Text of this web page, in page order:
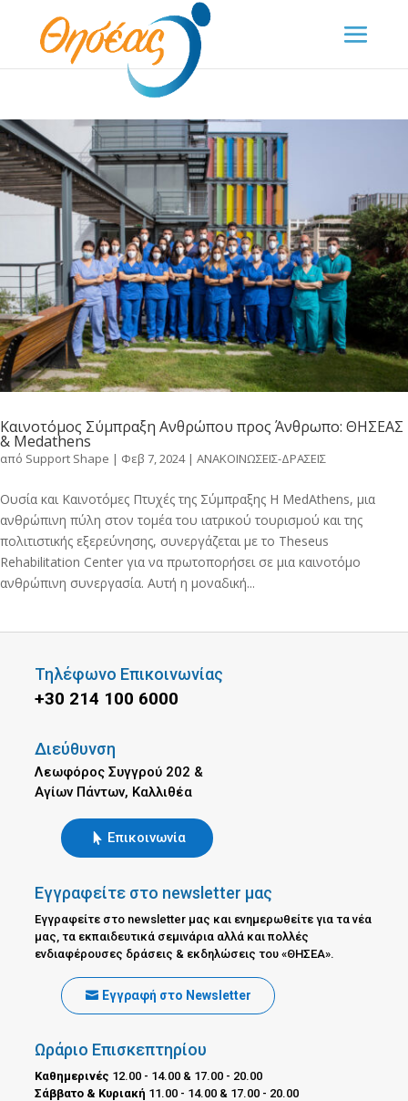
Καινοτόμος Σύμπραξη Ανθρώπου προς Άνθρωπο: ΘΗΣΕΑΣ
& Medathens
από Support Shape | Φεβ 7, 2024| ΑΝΑΚΟΙΝΩΣΕΙΣ-ΔΡΑΣΕΙΣ
Ουσία και Καινοτόμες Πτυχές της Σύμπραξης Η MedAthens, μια
ανθρώπινη πύλη στον τομέα του ιατρικού τουρισμού και της
πολιτιστικής εξερεύνησης, συνεργάζεται με το Theseus
Rehabilitation Center για να πρωτοπορήσει σε μια καινοτόμο
ανθρώπινη συνεργασία. Αυτή η μοναδική...
Τηλέφωνο Επικοινωνίας
+30 214 100 6000
Διεύθυνση
Λεωφόρος Συγγρού 202 &
Αγίων Πάντων, Καλλιθέα
Επικοινωνία
Εγγραφείτε στο newsletter μας
Εγγραφείτε στο newsletter μας και ενημερωθείτε για τα νέα
μας, τα εκπαιδευτικά σεμινάρια αλλά και πολλές
ενδιαφέρουσες δράσεις & εκδηλώσεις του «ΘΗΣΕΑ».
Εγγραφή στο Newsletter
Ωράριο Επισκεπτηρίου
Καθημερινές 12.00 - 14.00 & 17.00 - 20.00
Σάββατο & Κυριακή 11.00 - 14.00 & 17.00 - 20.00